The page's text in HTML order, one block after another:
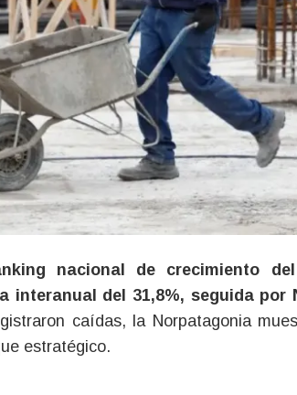
interanual del 31,8%, seguida por
caídas, la Norpatagonia
estratégico.